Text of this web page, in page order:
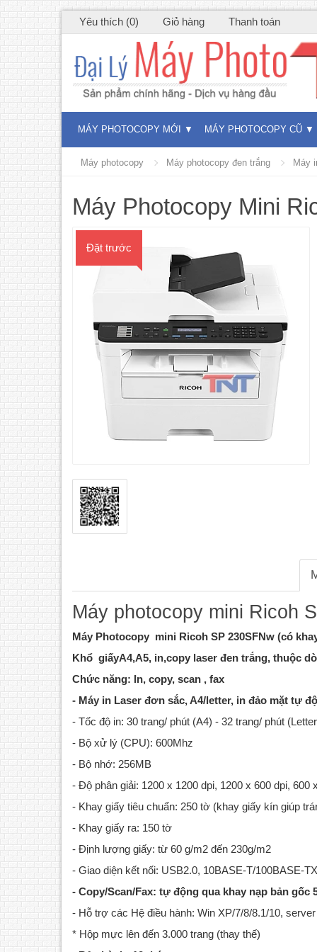
Yêu thích (0) Giỏ hàng Thanh toán
MÁY PHOTOCOPY MỚI MÁY PHOTOCOPY CŨ
Máy photocopy Máy photocopy đen trắng Máy
Máy Photocopy Mini
Đặt trước
Máy photocopy mini Ricoh
Máy Photocopy mini Ricoh SP 230SFNw (có
Khổ giấyA4,A5, in,copy laser đen trắng, thuộc
Chức năng: In, copy, scan , fax
- Máy in Laser đơn sắc, A4/letter, in đảo mặt tự
- Tốc độ in: 30 trang/ phút (A4) - 32 trang/ phút
- Bộ xử lý (CPU): 600Mhz
- Bộ nhớ: 256MB
- Độ phân giải: 1200 x 1200 dpi, 1200 x 600 dpi, 600
- Khay giấy tiêu chuẩn: 250 tờ (khay giấy kín giúp
- Khay giấy ra: 150 tờ
- Định lượng giấy: từ 60 g/m2 đến 230g/m2
- Giao diện kết nối: USB2.0, 10BASE-T/100BASE-
- Copy/Scan/Fax: tự động qua khay nạp bản gốc
- Hỗ trợ các Hệ điều hành: Win XP/7/8/8.1/10,
* Hộp mực lên đến 3.000 trang (thay thế)